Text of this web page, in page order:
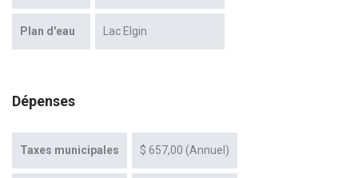
Plan d'eau Lac Elgin
Dépenses
Taxes municipales $ 657,00 (Annuel)